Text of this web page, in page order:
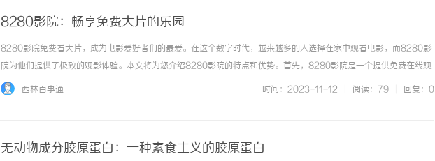
8280影院：畅享免费大片的乐园
8280影院免费看大片，成为电影爱好者们的最爱。在这个数字时代，越来越多的人选择在家中观看电影，而8280影
院为他们提供了极致的观影体验。本文将为您介绍8280影院的特点和优势。首先，8280影院是一个提供免费在线观
看电影的平台。无论您是喜欢动作片、爱情片、悬疑片还是喜剧片，8280影院都能满足您的需求。只需要在浏览器中
西林百事通 时间：2023-11-12 阅读：79 回复：0
无动物成分胶原蛋白：一种素食主义的胶原蛋白